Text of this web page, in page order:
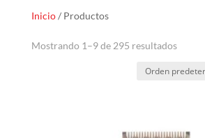
Inicio/ Productos
Mostrando 1–9 de 295 resultados